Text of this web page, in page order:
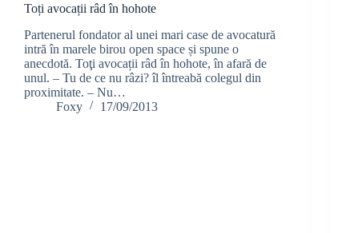
Toți avocații râd în hohote
Partenerul fondator al unei mari case de avocatură
intră în marele birou open space și spune o
anecdotă. Toţi avocații râd în hohote, în afară de
unul. – Tu de ce nu râzi? îl întreabă colegul din
proximitate. – Nu…
Foxy
17/09/2013